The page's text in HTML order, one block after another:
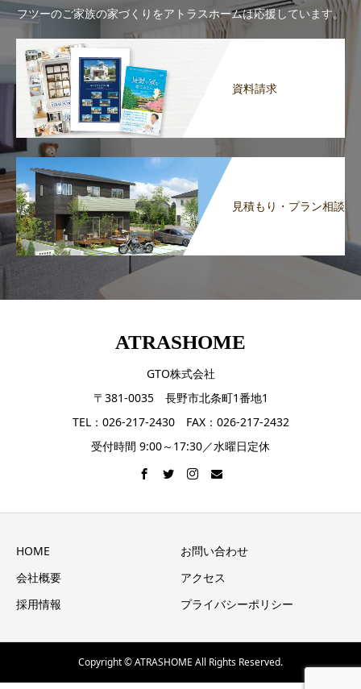
フツーのご家族の家づくりをアトラスホームは応援しています。
資料請求
見積もり・プラン相談
ATRASHOME
GTO株式会社
〒381-0035 長野市北条町1番地1
TEL：026-217-2430 FAX：026-217-2432
受付時間 9:00～17:30／水曜日定休
HOME
お問い合わせ
会社概要
アクセス
採用情報
プライバシーポリシー
Copyright © ATRASHOME All Rights Reserved.